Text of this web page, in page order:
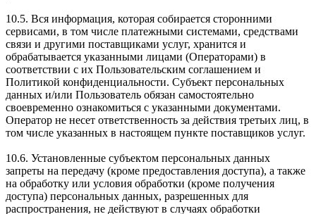
10.5. Вся информация, которая собирается сторонними
сервисами, в том числе платежными системами, средствами
связи и другими поставщиками услуг, хранится и
обрабатывается указанными лицами (Операторами) в
соответствии с их Пользовательским соглашением и
Политикой конфиденциальности. Субъект персональных
данных и/или Пользователь обязан самостоятельно
своевременно ознакомиться с указанными документами.
Оператор не несет ответственность за действия третьих лиц, в
том числе указанных в настоящем пункте поставщиков услуг.
10.6. Установленные субъектом персональных данных
запреты на передачу (кроме предоставления доступа), а также
на обработку или условия обработки (кроме получения
доступа) персональных данных, разрешенных для
распространения, не действуют в случаях обработки